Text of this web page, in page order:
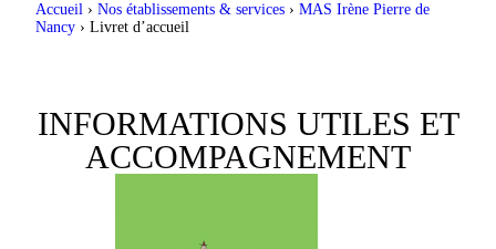
Accueil › Nos établissements & services › MAS Irène Pierre de
Nancy › Livret d’accueil
INFORMATIONS UTILES ET
ACCOMPAGNEMENT